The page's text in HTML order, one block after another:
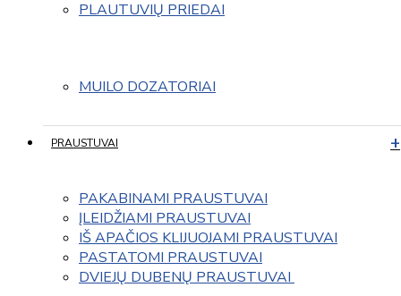
PLAUTUVIŲ PRIEDAI
MUILO DOZATORIAI
PRAUSTUVAI
PAKABINAMI PRAUSTUVAI
ĮLEIDŽIAMI PRAUSTUVAI
IŠ APAČIOS KLIJUOJAMI PRAUSTUVAI
PASTATOMI PRAUSTUVAI
DVIEJŲ DUBENŲ PRAUSTUVAI